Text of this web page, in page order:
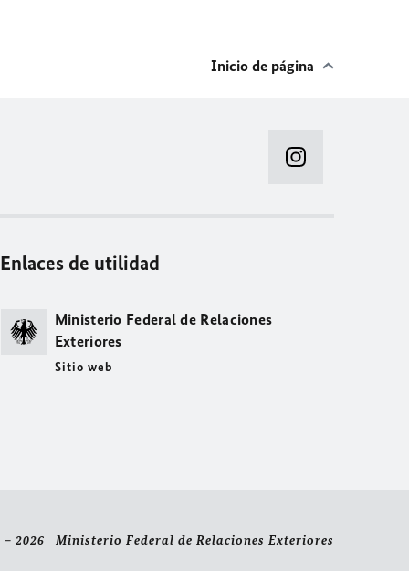
Inicio de página
Enlaces de utilidad
Ministerio Federal de Relaciones
Exteriores
Sitio web
– 2026 Ministerio Federal de Relaciones Exteriores